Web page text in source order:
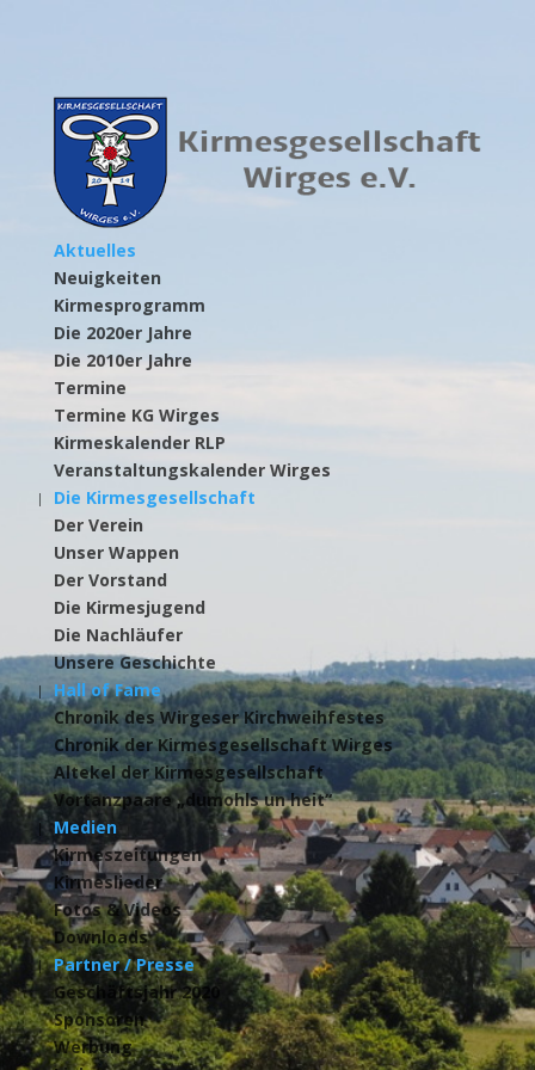
Aktuelles
Neuigkeiten
Kirmesprogramm
Die 2020er Jahre
Die 2010er Jahre
Termine
Termine KG Wirges
Kirmeskalender RLP
Veranstaltungskalender Wirges
Die Kirmesgesellschaft
Der Verein
Unser Wappen
Der Vorstand
Die Kirmesjugend
Die Nachläufer
Unsere Geschichte
Hall of Fame
Chronik des Wirgeser Kirchweihfestes
Chronik der Kirmesgesellschaft Wirges
Altekel der Kirmesgesellschaft
Vortanzpaare „dumohls un heit“
Medien
Kirmeszeitungen
Kirmeslieder
Fotos & Videos
Downloads
Partner / Presse
Geschäftsjahr 2020
Sponsoren
Werbung